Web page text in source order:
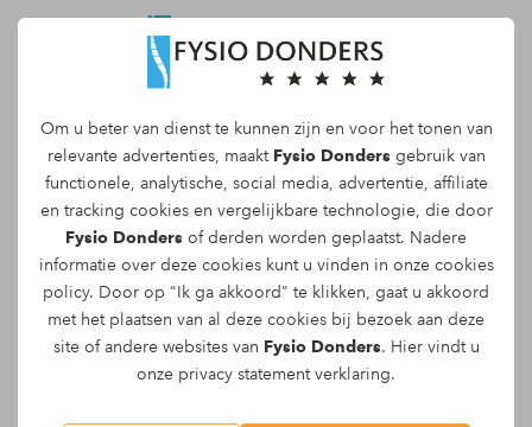
Om u beter van dienst te kunnen zijn en voor het tonen van
relevante advertenties, maakt Fysio Donders gebruik van
functionele, analytische, social media, advertentie, affiliate
en tracking cookiesen vergelijkbare technologie, die door
Fysio Donders of derden worden geplaatst. Nadere
informatie over deze cookies kunt u vinden in onze cookies
policy. Door op "Ik ga akkoord" te klikken, gaat u akkoord
met het plaatsen van al deze cookies bij bezoek aan deze
site of andere websites van Fysio Donders. Hier vindt u
onze privacy statementverklaring.
Maak een afspraak
Epifysiolysis capitis femoris -
Afglijden van de heupkop
Epifysiolysis capitis femoris